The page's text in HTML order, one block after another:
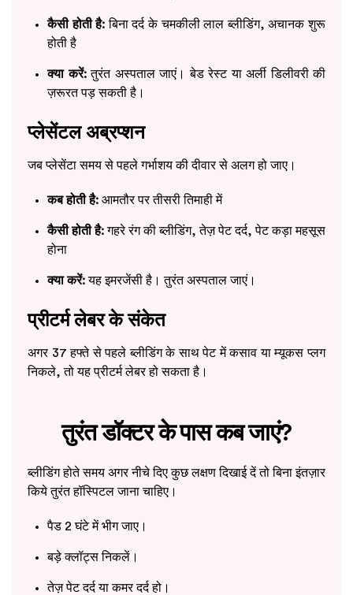
कैसी होती है: बिना दर्द के चमकीली लाल ब्लीडिंग, अचानक शुरू
होती है
क्या करें:तुरंत अस्पताल जाएं। बेड रेस्ट या अर्ली डिलीवरी की
ज़रूरत पड़ सकती है।
प्लेसेंटल अब्रप्शन
जब प्लेसेंटा समय से पहले गर्भाशय की दीवार से अलग हो जाए।
कब होती है: आमतौर पर तीसरी तिमाही में
कैसी होती है:गहरे रंग की ब्लीडिंग, तेज़ पेट दर्द, पेट कड़ा महसूस
होना
क्या करें:यह इमरजेंसी है। तुरंत अस्पताल जाएं।
प्रीटर्म लेबर के संकेत
अगर 37 हफ्ते से पहले ब्लीडिंग के साथ पेट में कसाव या म्यूकस प्लग
निकले, तो यह प्रीटर्म लेबर हो सकता है।
तुरंत डॉक्टर के पास कब जाएं?
ब्लीडिंग होते समय अगर नीचे दिए कुछ लक्षण दिखाई दें तो बिना इंतज़ार
किये तुरंत हॉस्पिटल जाना चाहिए।
पैड 2 घंटे में भीग जाए।
बड़े क्लॉट्स निकलें।
तेज़ पेट दर्द या कमर दर्द हो।